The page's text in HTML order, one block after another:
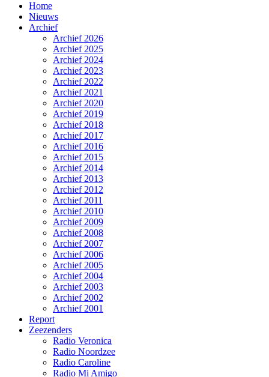
Home
Nieuws
Archief
Archief 2026
Archief 2025
Archief 2024
Archief 2023
Archief 2022
Archief 2021
Archief 2020
Archief 2019
Archief 2018
Archief 2017
Archief 2016
Archief 2015
Archief 2014
Archief 2013
Archief 2012
Archief 2011
Archief 2010
Archief 2009
Archief 2008
Archief 2007
Archief 2006
Archief 2005
Archief 2004
Archief 2003
Archief 2002
Archief 2001
Report
Zeezenders
Radio Veronica
Radio Noordzee
Radio Caroline
Radio Mi Amigo